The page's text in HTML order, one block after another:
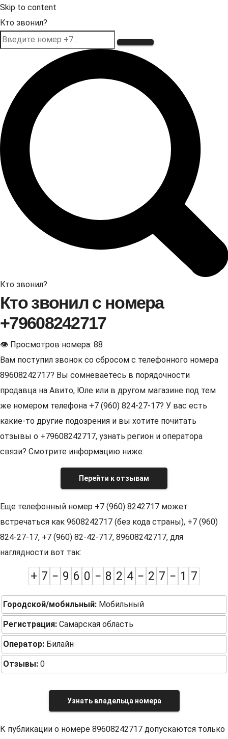
Skip to content
Кто звонил?
Кто звонил?
Кто звонил с номера
+79608242717
👁 Просмотров номера: 88
Вам поступил звонок со сбросом с телефонного номера
89608242717? Вы сомневаетесь в порядочности
продавца на Авито, Юле или в другом магазине под тем
же номером телефона +7 (960) 824-27-17? У вас есть
какие-то другие подозрения и вы хотите почитать
отзывы о +79608242717, узнать регион и оператора
связи? Смотрите информацию ниже.
Перейти к отзывам
Еще телефонный номер +7 (960) 8242717 может
встречаться как 9608242717 (без кода страны), +7 (960)
824-27-17, +7 (960) 82-42-717, 89608242717, для
наглядности вот так:
+ 7 − 9 6 0 − 8 2 4 − 2 7 − 1 7
Городской/мобильный: Мобильный
Регистрация: Самарская область
Оператор: Билайн
Отзывы: 0
Узнать владельца номера
К публикации о номере 89608242717 допускаются только